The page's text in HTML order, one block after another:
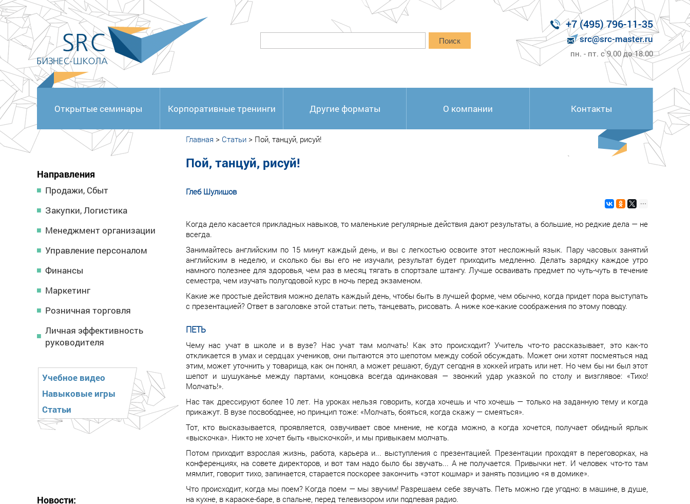
<
Поиск
+7 (495) 796-11-35
src@src-master.ru
пн. - пт. с 9.00 до 18.00
Открытые семинары Корпоративные тренинги Другие форматы О компании Контакты
Направления
Продажи, Сбыт
Закупки, Логистика
Менеджмент организации
Управление персоналом
Финансы
Маркетинг
Розничная торговля
Личная эффективность
руководителя
Учебное видео
Навыковые игры
Статьи
Новости:
Главная > Статьи > Пой, танцуй, рисуй!
Пой, танцуй, рисуй!
Глеб Шулишов
Когда дело касается прикладных навыков, то маленькие регулярные действия дают результаты, а большие, но редкие дела — не
всегда.
Занимайтесь английским по 15 минут каждый день, и вы с легкостью освоите этот несложный язык. Пару часовых занятий
английским в неделю, и сколько бы вы его не изучали, результат будет приходить медленно. Делать зарядку каждое утро
намного полезнее для здоровья, чем раз в месяц тягать в спортзале штангу. Лучше осваивать предмет по чуть-чуть в течение
семестра, чем изучать полугодовой курс в ночь перед экзаменом.
Какие же простые действия можно делать каждый день, чтобы быть в лучшей форме, чем обычно, когда придет пора выступать
с презентацией? Ответ в заголовке этой статьи: петь, танцевать, рисовать. А ниже кое-какие соображения по этому поводу.
ПЕТЬ
Чему нас учат в школе и в вузе? Нас учат там молчать! Как это происходит? Учитель что-то рассказывает, это как-то
откликается в умах и сердцах учеников, они пытаются это шепотом между собой обсуждать. Может они хотят посмеяться над
этим, может уточнить у товарища, как он понял, а может решают, будут сегодня в хоккей играть или нет. Но чем бы ни был этот
шепот и шушуканье между партами, концовка всегда одинаковая — звонкий удар указкой по столу и визглявое: «Тихо!
Молчать!».
Нас так дрессируют более 10 лет. На уроках нельзя говорить, когда хочешь и что хочешь — только на заданную тему и когда
прикажут. В вузе посвободнее, но принцип тоже: «Молчать, бояться, когда скажу — смеяться».
Тот, кто высказывается, проявляется, озвучивает свое мнение, не когда можно, а когда хочется, получает обидный ярлык
«выскочка». Никто не хочет быть «выскочкой», и мы привыкаем молчать.
Потом приходит взрослая жизнь, работа, карьера и... выступления с презентацией. Презентации проходят в переговорках, на
конференциях, на совете директоров, и вот там надо было бы звучать... А не получается. Привычки нет. И человек что-то там
мямлит, говорит тихо, запинается, старается поскорее закончить «этот кошмар» и занять позицию «я в домике».
Что происходит, когда мы поем? Когда поем — мы звучим! Разрешаем себе звучать. Петь можно где угодно: в машине, в душе,
на кухне, в караоке-баре, в спальне, перед телевизором или подпевая радио.